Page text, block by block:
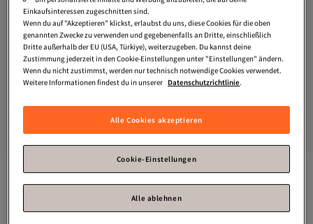
KaracaMassimo 3-teiliger Aufbewahrungsbehälter,
transparent
Zahle deine Rechnung innerhalb von 30 Tagen – kostenfrei.
Einkaufsinteressen zugeschnitten sind.
Wenn du auf "Akzeptieren" klickst, erlaubst du uns, diese Cookies für die oben
genannten Zwecke zu verwenden und gegebenenfalls an Dritte, einschließlich
Dritte außerhalb der EU (USA, Türkiye), weiterzugeben. Du kannst deine
Zustimmung jederzeit in den Cookie-Einstellungen unter "Einstellungen" ändern.
Wenn du nicht zustimmst, werden nur technisch notwendige Cookies verwendet.
Weitere Informationen findest du in unserer Datenschutzrichtlinie.
Alle Cookies akzeptieren
Cookie-Einstellungen
Alle ablehnen